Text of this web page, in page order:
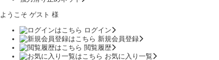
ようこそ ゲスト 様
ログイン
新規会員登録
閲覧履歴
お気に入り一覧